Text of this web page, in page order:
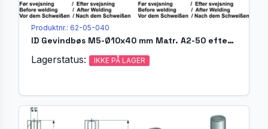
Produktnr.: 62-05-040
ID Gevindbøs M5-Ø10x40 mm Matr. A2-50 efter EN ISO 13918
Lagerstatus: IKKE PÅ LAGER